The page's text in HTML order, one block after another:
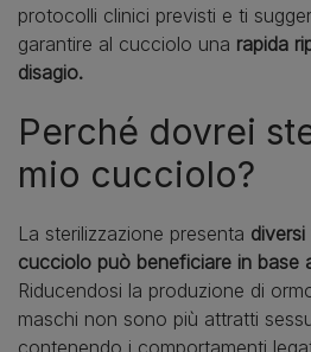
protocolli clinici previsti e ti
garantire al cucciolo una rapida
disagio.
Perché dovrei
mio cucciolo?
La sterilizzazione presenta
cucciolo può beneficiare in base
Riducendosi la produzione di
maschi non sono più attratti
contenendo i comportamenti